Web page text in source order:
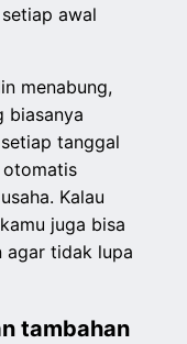
awal
menabung,
biasanya
tanggal
otomatis
Kalau
juga bisa
agar tidak lupa
tambahan